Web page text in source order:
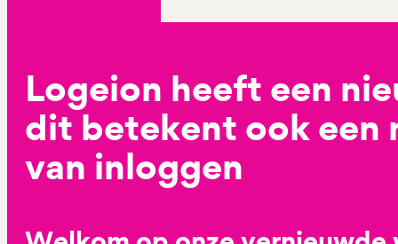
Logeion heeft een
dit betekent ook een
van inloggen